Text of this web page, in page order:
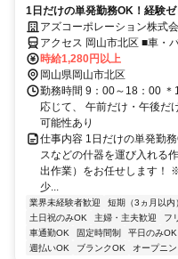
1日だけの単発勤務OK！経験
◎週払いOK＆履歴書も不要！
アズコーポレーション株式
アクセス 岡山市北区 ■車・
時給1,280円以上
岡山県岡山市北区
勤務時間 9：00～18：00
応じて、 午前だけ・午後だ
可能性あり
仕事内容 1日だけの単発勤
スなどの什器を運び入れる
出作業）をお任せします！
少...
業界未経験者歓迎 短期（3ヵ月以内
土日祝のみOK
主婦・主夫歓迎 フ
車通勤OK
固定時間制 平日のみOK
週払いOK
ブランクOK オープニ